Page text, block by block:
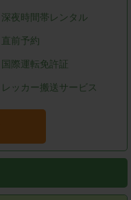
深夜時間帯レンタル
直前予約
国際運転免許証
レッカー搬送サービス